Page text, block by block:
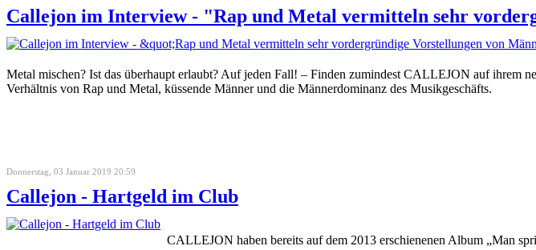
Callejon im Interview - "Rap und Metal vermitteln sehr
Metal mischen? Ist das überhaupt erlaubt? Auf jeden Fall! – Finden zumindest CALLEJON auf
Verhältnis von Rap und Metal, küssende Männer und die Männerdominanz des Musikgeschäfts.
Donnerstag, 03 Januar 2019 20:59
Callejon - Hartgeld im Club
CALLEJON haben bereits auf dem 2013 erschienenen Album „Man